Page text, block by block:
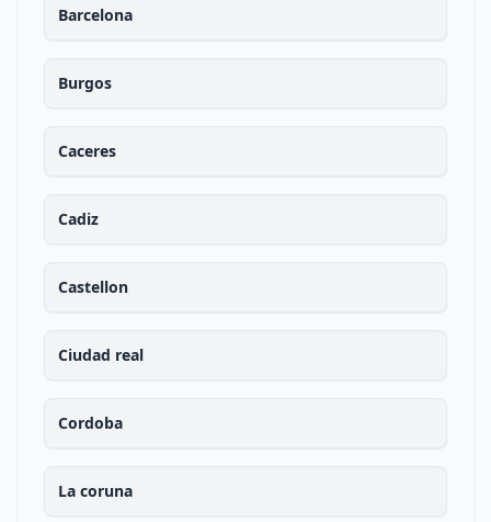
Barcelona
Burgos
Caceres
Cadiz
Castellon
Ciudad real
Cordoba
La coruna